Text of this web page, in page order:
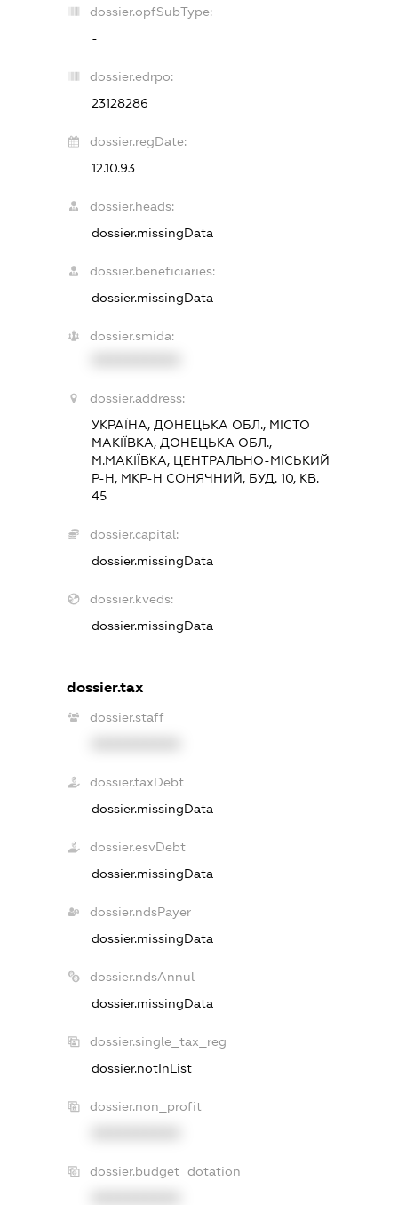
dossier.opfSubType:
-
dossier.edrpo:
23128286
dossier.regDate:
12.10.93
dossier.heads:
dossier.missingData
dossier.beneficiaries:
dossier.missingData
dossier.smida:
dossier.address:
УКРАЇНА, ДОНЕЦЬКА ОБЛ., МІСТО
МАКІЇВКА, ДОНЕЦЬКА ОБЛ.,
М.МАКІЇВКА, ЦЕНТРАЛЬНО-МІСЬКИЙ
Р-Н, МКР-Н СОНЯЧНИЙ, БУД. 10, КВ.
45
dossier.capital:
dossier.missingData
dossier.kveds:
dossier.missingData
dossier.tax
dossier.staff
dossier.taxDebt
dossier.missingData
dossier.esvDebt
dossier.missingData
dossier.ndsPayer
dossier.missingData
dossier.ndsAnnul
dossier.missingData
dossier.single_tax_reg
dossier.notInList
dossier.non_profit
dossier.budget_dotation